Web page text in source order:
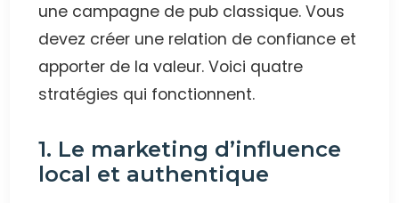
une campagne de pub classique. Vous
devez créer une relation de confiance et
apporter de la valeur. Voici quatre
stratégies qui fonctionnent.
1. Le marketing d’influence
local et authentique